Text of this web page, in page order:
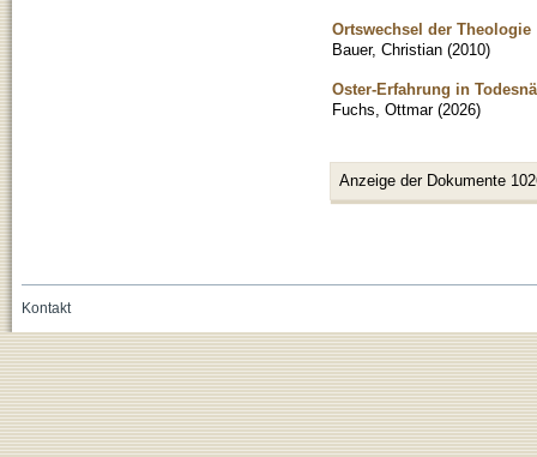
Ortswechsel der Theologie
Bauer, Christian (2010)
Oster-Erfahrung in
Fuchs, Ottmar (2026)
Anzeige der Dokumente
Kontakt